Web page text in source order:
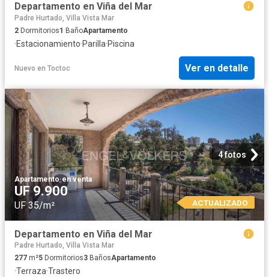
Departamento en Viña del Mar
Padre Hurtado, Villa Vista Mar
2 Dormitorios1 BañoApartamento
·Estacionamiento·Parilla·Piscina
Nuevo en Toctoc Ver en detalle
4 fotos
Apartamento·en venta
UF 9.900
UF 35/m² ACTUALIZADO
Departamento en Viña del Mar
Padre Hurtado, Villa Vista Mar
277 m²5 Dormitorios3 BañosApartamento
·Terraza·Trastero